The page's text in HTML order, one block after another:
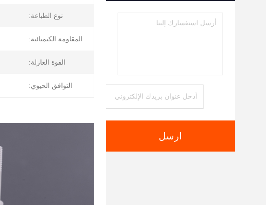
ارسل
نوع الطباعة:
المقاومة الكيميائية:
القوة العازلة:
التوافق الحيوي: